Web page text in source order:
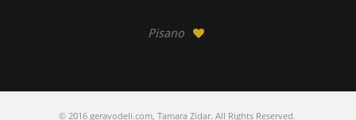
Pisano
© 2016 geravodeli.com, Tamara Zidar. All Rights Reserved.